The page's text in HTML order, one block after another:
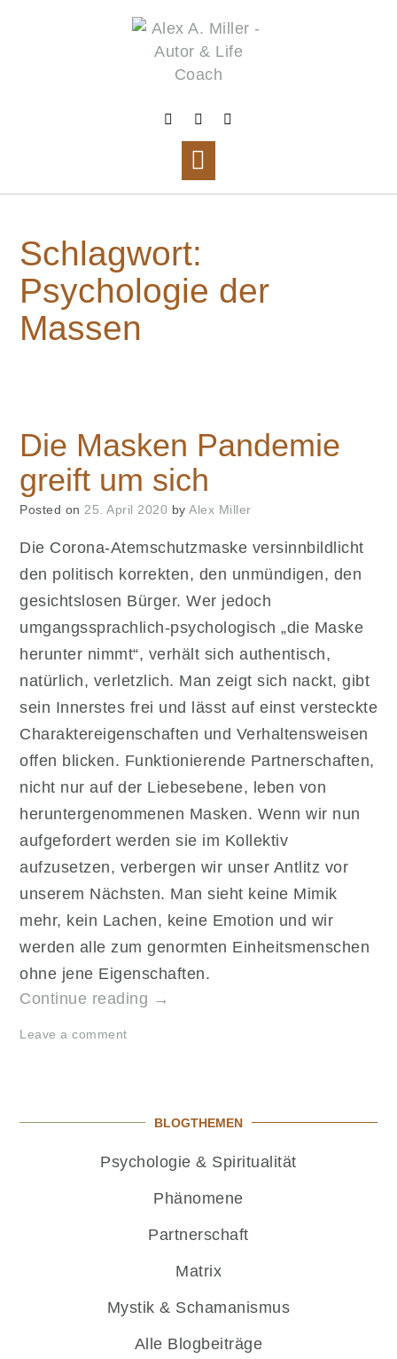
Schlagwort:
Psychologie der
Massen
Die Masken Pandemie
greift um sich
Posted on 25. April 2020 by Alex Miller
Die Corona-Atemschutzmaske versinnbildlicht
den politisch korrekten, den unmündigen, den
gesichtslosen Bürger. Wer jedoch
umgangssprachlich-psychologisch „die Maske
herunter nimmt“, verhält sich authentisch,
natürlich, verletzlich. Man zeigt sich nackt, gibt
sein Innerstes frei und lässt auf einst versteckte
Charaktereigenschaften und Verhaltensweisen
offen blicken. Funktionierende Partnerschaften,
nicht nur auf der Liebesebene, leben von
heruntergenommenen Masken. Wenn wir nun
aufgefordert werden sie im Kollektiv
aufzusetzen, verbergen wir unser Antlitz vor
unserem Nächsten. Man sieht keine Mimik
mehr, kein Lachen, keine Emotion und wir
werden alle zum genormten Einheitsmenschen
ohne jene Eigenschaften.
Continue reading „Die
→
Leave a comment
BLOGTHEMEN
Psychologie & Spiritualität
Phänomene
Partnerschaft
Matrix
Mystik & Schamanismus
Alle Blogbeiträge